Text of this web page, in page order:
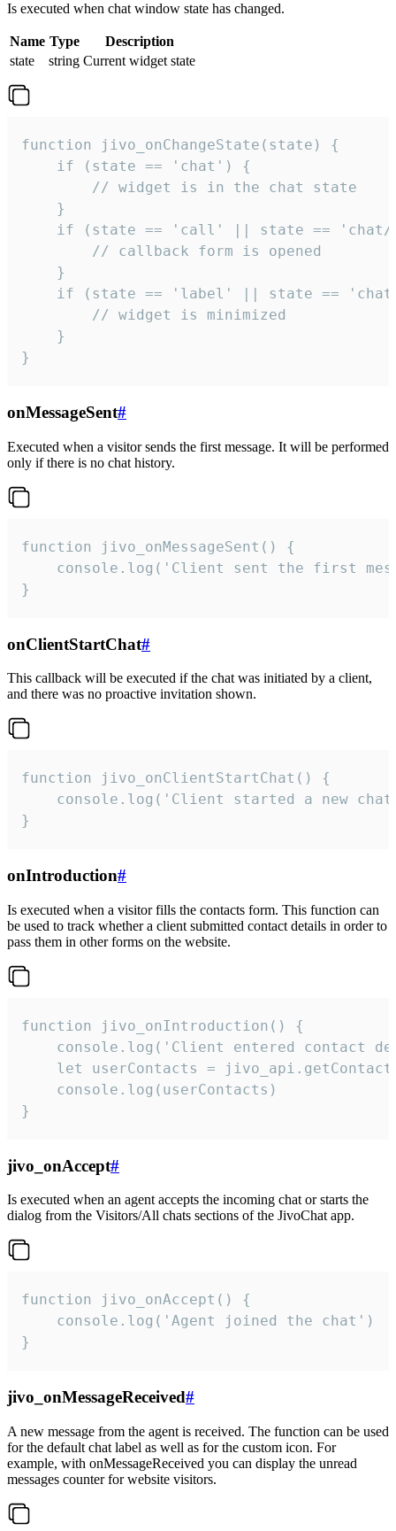
Is executed when chat window state has changed.
Name Type
Description
state
string Current widget state
function jivo_onChangeState(state) {
    if (state == 'chat') {
        // widget is in the chat state
    }
if (state == 'call' || state ==
        // callback form is opened
    }
if (state == 'label' || state ==
        // widget is minimized
    }
}
onMessageSent#
Executed when a visitor sends the first message. It will be performed
only if there is no chat history.
function jivo_onMessageSent() {
console.log('Client sent the first
}
onClientStartChat#
This callback will be executed if the chat was initiated by a client,
and there was no proactive invitation shown.
function jivo_onClientStartChat() {
console.log('Client started a new
}
onIntroduction#
Is executed when a visitor fills the contacts form. This function can
be used to track whether a client submitted contact details in order to
pass them in other forms on the website.
function jivo_onIntroduction() {
console.log('Client entered contact
let userContacts =
    console.log(userContacts)
}
jivo_onAccept#
Is executed when an agent accepts the incoming chat or starts the
dialog from the Visitors/All chats sections of the JivoChat app.
function jivo_onAccept() {
}
jivo_onMessageReceived#
A new message from the agent is received. The function can be used
for the default chat label as well as for the custom icon. For
example, with onMessageReceived you can display the unread
messages counter for website visitors.